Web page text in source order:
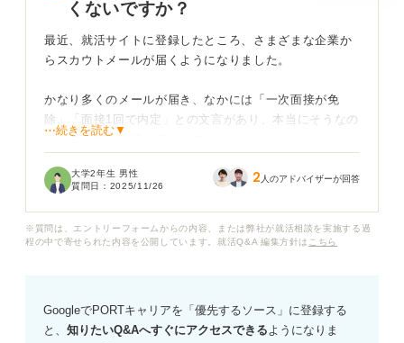
くないですか？
最近、就活サイトに登録したところ、さまざまな企業か
らスカウトメールが届くようになりました。
かなり多くのメールが届き、なかには「一次面接が免
除」「面接1回で内定」との文言があり、本当にそうなの
か、疑いの目を持っています。
このような就活サイトからのスカウトメールは、怪しい
怪しいスカウトには、どのような特徴があるのか、見分
⋯続きを読む▼
大学2年生 男性
質問日： 2025/11/26 2 人のアドバイザーが回答
※質問は、エントリーフォームからの内容、または弊社が就活相談を実施する過
程の中で寄せられた内容を公開しています。就活Q&A 編集方針は こちら
GoogleでPORTキャリアを「優先するソース」に登録する
と、 知りたいQ&Aへすぐにアクセスできるようになりま